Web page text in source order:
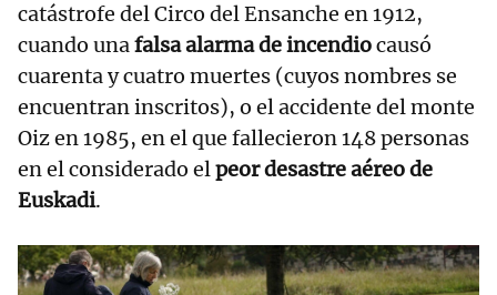
catástrofe del Circo del Ensanche en 1912,
cuando unafalsa alarma de incendiocausó
cuarenta y cuatro muertes (cuyos nombres se
encuentran inscritos), o el accidente del monte
Oiz en 1985, en el que fallecieron 148 personas
en el considerado elpeor desastre aéreo de
Euskadi.